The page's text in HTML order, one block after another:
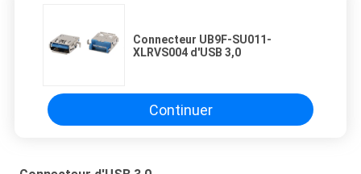
Connecteur UB9F-SU011-
XLRVS004 d'USB 3,0
Continuer